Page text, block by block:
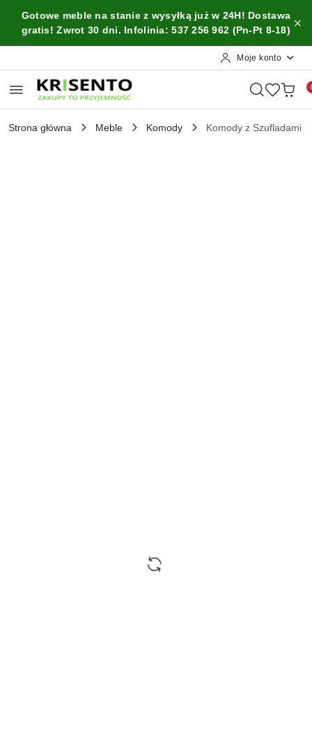
Przejdź do treści głównej
Przejdź do wyszukiwarki
Przejdź do moje konto
Przejdź do menu głównego
Przejdź do opisu produktu
Przejdź do stopki
Gotowe meble na stanie z wysyłką już w 24H! Dostawa
gratis! Zwrot 30 dni. Infolinia: 537 256 962 (Pn-Pt 8-18)
Moje konto
Strona główna Meble Komody Komody z Szufladami